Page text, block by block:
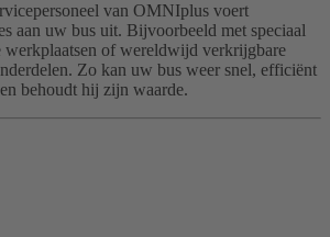
van OMNIplus voert
aan uw bus uit. Bijvoorbeeld met speciaal
werkplaatsen of wereldwijd verkrijgbare
Zo kan uw bus weer snel, efficiënt
behoudt hij zijn waarde.